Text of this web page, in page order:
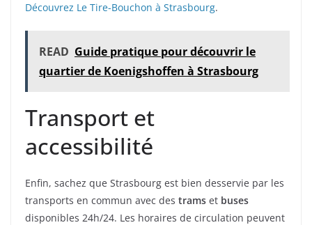
Découvrez Le Tire-Bouchon à Strasbourg.
READ Guide pratique pour découvrir le
quartier de Koenigshoffen à Strasbourg
Transport et
accessibilité
Enfin, sachez que Strasbourg est bien desservie par les
transports en commun avec des trams et buses
disponibles 24h/24. Les horaires de circulation peuvent